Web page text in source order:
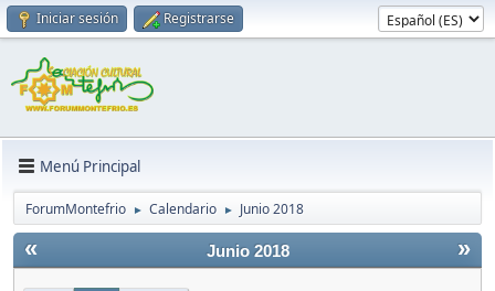
Iniciar sesión Registrarse
Menú Principal
ForumMontefrio ► Calendario ► Junio 2018
« »
Junio 2018